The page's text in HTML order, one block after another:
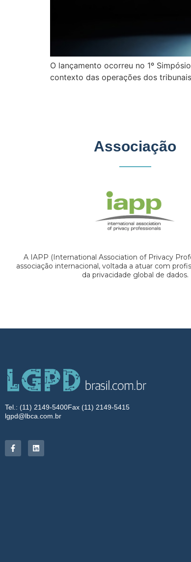
O lançamento ocorreu no 1º
contexto das operações dos
Associação
A IAPP (International Association of Privacy
associação internacional, voltada a atuar com
da privacidade global de dados.
Tel.: (11) 2149-5400Fax (11) 2149-5415
lgpd@lbca.com.br